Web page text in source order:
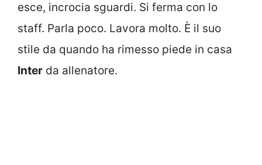
esce, incrocia sguardi. Si ferma con lo
staff. Parla poco. Lavora molto. È il suo
stile da quando ha rimesso piede in casa
Inter da allenatore.